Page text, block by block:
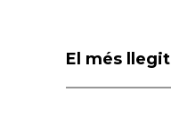
El més llegit